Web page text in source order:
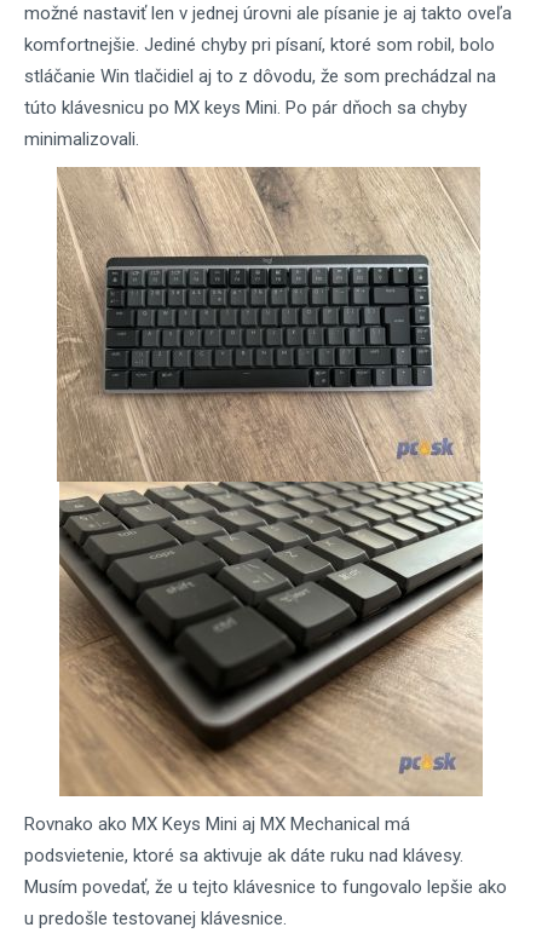
možné nastaviť len v jednej úrovni ale písanie je aj takto oveľa
komfortnejšie. Jediné chyby pri písaní, ktoré som robil, bolo
stláčanie Win tlačidiel aj to z dôvodu, že som prechádzal na
túto klávesnicu po MX keys Mini. Po pár dňoch sa chyby
minimalizovali.
Rovnako ako MX Keys Mini aj MX Mechanical má
podsvietenie, ktoré sa aktivuje ak dáte ruku nad klávesy.
Musím povedať, že u tejto klávesnice to fungovalo lepšie ako
u predošle testovanej klávesnice.